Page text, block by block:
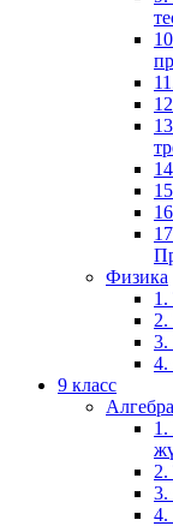
Физика
1.
2.
3.
4.
9 класс
1.
2.
3.
4.